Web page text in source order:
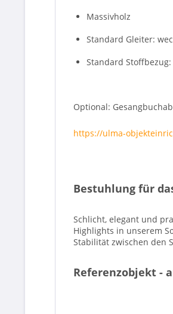
Massivholz
Standard Gleiter:
Standard
Optional:
https://ulma-
Bestuhlung für
Schlicht, elegant und
Highlights in unserem
Stabilität zwischen den
Referenzobjekt -